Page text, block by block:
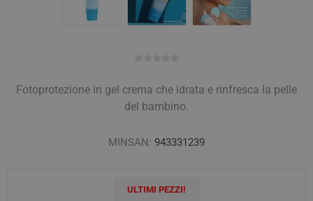
Fotoprotezione in gel crema che idrata e rinfresca la pelle
del bambino.
MINSAN: 943331239
ULTIMI PEZZI!